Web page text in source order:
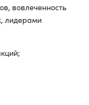
вовлеченность
лидерами